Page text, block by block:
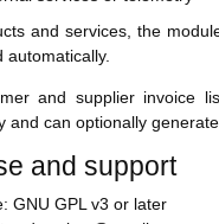
and services, the
automatically.
and supplier invoice
and can optionally
and support
GNU GPL v3 or later